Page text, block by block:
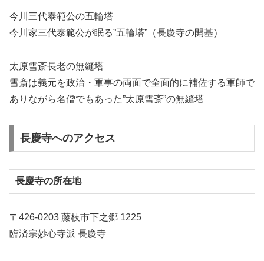
今川三代泰範公の五輪塔
今川家三代泰範公が眠る”五輪塔”（長慶寺の開基）
太原雪斎長老の無縫塔
雪斎は義元を政治・軍事の両面で全面的に補佐する軍師で
ありながら名僧でもあった”太原雪斎”の無縫塔
長慶寺へのアクセス
長慶寺の所在地
〒426-0203 藤枝市下之郷 1225
臨済宗妙心寺派 長慶寺